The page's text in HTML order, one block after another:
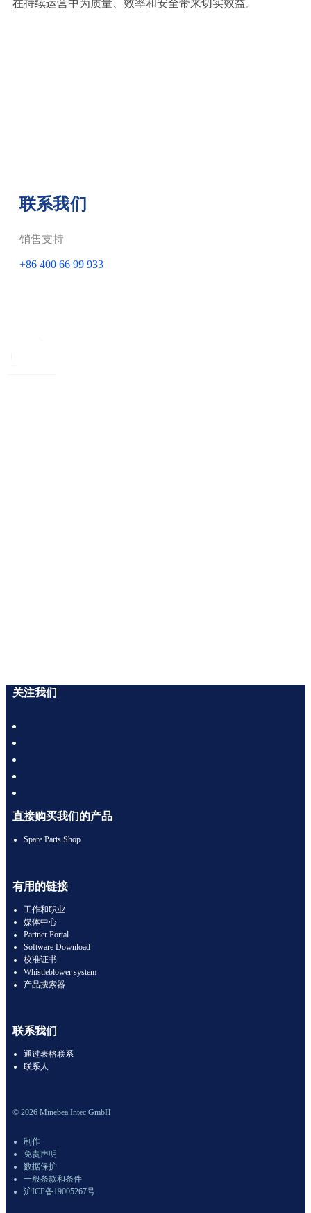
在持续运营中为质量、效率和安全带来切实效益。
联系我们
销售支持
+86 400 66 99 933
回
顶
部
关注我们
直接购买我们的产品
Spare Parts Shop
有用的链接
工作和职业
媒体中心
Partner Portal
Software Download
校准证书
Whistleblower system
产品搜索器
联系我们
通过表格联系
联系人
© 2026 Minebea Intec GmbH
制作
免责声明
数据保护
一般条款和条件
沪ICP备19005267号